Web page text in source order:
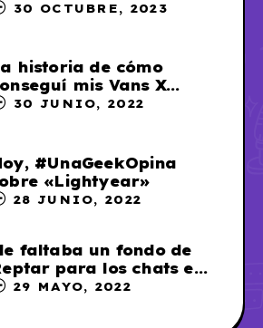
30 OCTUBRE, 2023
historia de cómo
mis Vans X
Moon
30 JUNIO, 2022
#UnaGeekOpina
«Lightyear»
28 JUNIO, 2022
faltaba un fondo de
para los chats en
así que me lo
29 MAYO, 2022